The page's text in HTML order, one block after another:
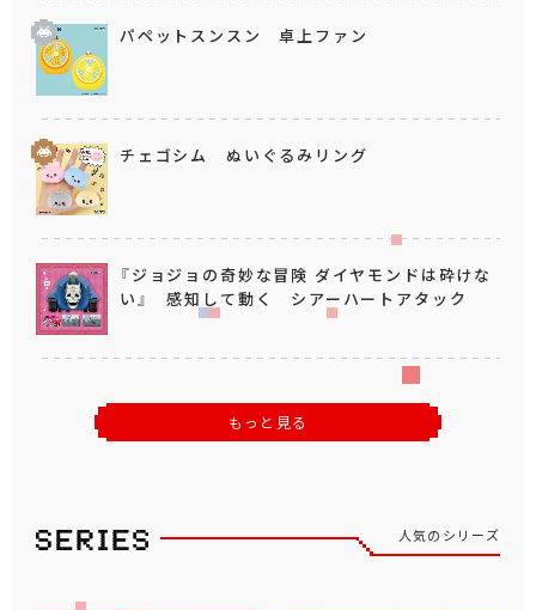
パペットスンスン 卓上ファン
チェゴシム ぬいぐるみリング
『ジョジョの奇妙な冒険 ダイヤモンドは砕けな
い』 感知して動く シアーハートアタック
もっと見る
人気のシリーズ